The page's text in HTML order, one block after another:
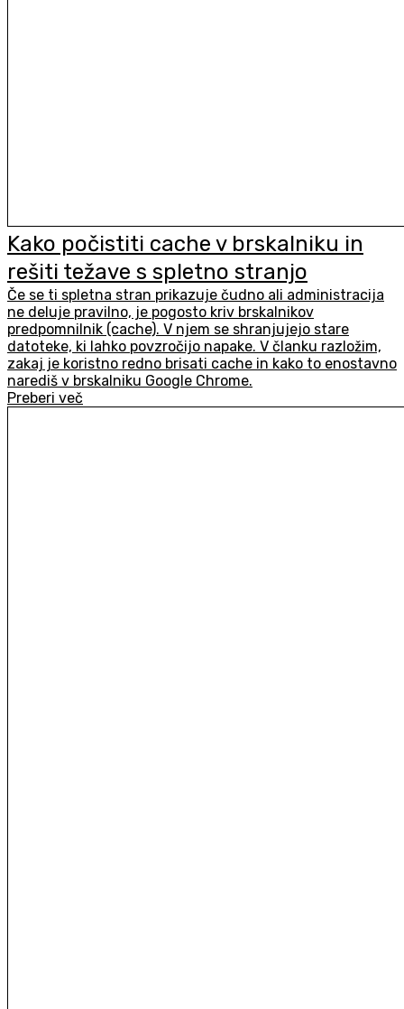
Kako počistiti cache v brskalniku in
rešiti težave s spletno stranjo
Če se ti spletna stran prikazuje čudno ali administracija
ne deluje pravilno, je pogosto kriv brskalnikov
predpomnilnik (cache). V njem se shranjujejo stare
datoteke, ki lahko povzročijo napake. V članku razložim,
zakaj je koristno redno brisati cache in kako to enostavno
narediš v brskalniku Google Chrome.
Preberi več